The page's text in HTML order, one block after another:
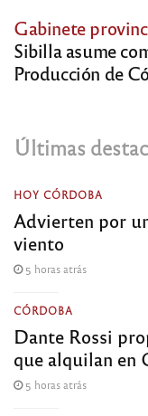
Gabinete
Sibilla asume
Producción de
Últimas
HOY CÓRDOBA
Advierten por
viento
5 horas atrás
CÓRDOBA
Dante Rossi
que alquilan en
5 horas atrás